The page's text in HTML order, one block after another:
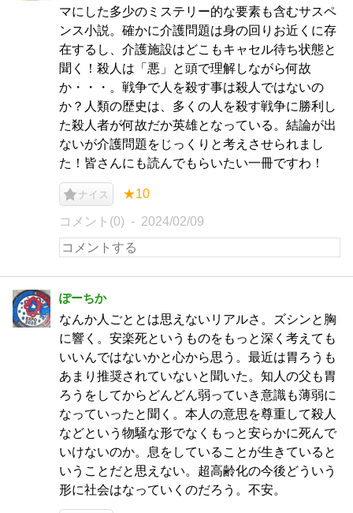
マにした多少のミステリー的な要素も含むサスペ
ンス小説。確かに介護問題は身の回りお近くに存
在するし、介護施設はどこもキャセル待ち状態と
聞く！殺人は「悪」と頭で理解しながら何故
か・・・。戦争で人を殺す事は殺人ではないの
か？人類の歴史は、多くの人を殺す戦争に勝利し
た殺人者が何故だか英雄となっている。結論が出
ないが介護問題をじっくりと考えさせられまし
た！皆さんにも読んでもらいたい一冊ですわ！
ナイス ★10
コメント(0) 2024/02/09
ぽーちか
なんか人ごととは思えないリアルさ。ズシンと胸
に響く。安楽死というものをもっと深く考えても
いいんではないかと心から思う。最近は胃ろうも
あまり推奨されていないと聞いた。知人の父も胃
ろうをしてからどんどん弱っていき意識も薄弱に
なっていったと聞く。本人の意思を尊重して殺人
などという物騒な形でなくもっと安らかに死んで
いけないのか。息をしていることが生きていると
いうことだと思えない。超高齢化の今後どういう
形に社会はなっていくのだろう。不安。